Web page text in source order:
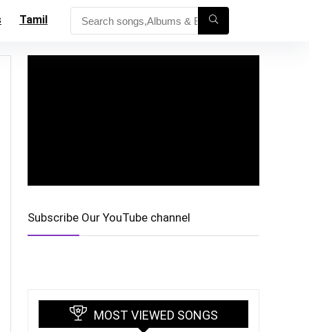
Tamil
Subscribe Our YouTube channel
MOST VIEWED SONGS